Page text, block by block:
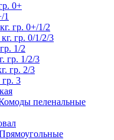
0+
1
гр. 0+/1/2
гр. 0/1/2/3
1/2
гр. 1/2/3
гр. 2/3
гр. 3
пеленальные